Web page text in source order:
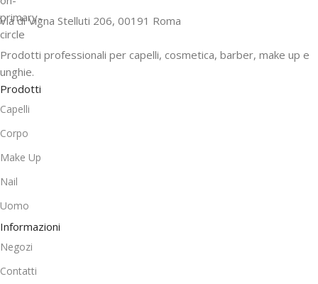
Via di Vigna Stelluti 206, 00191 Roma
Prodotti professionali per capelli, cosmetica, barber, make up e
unghie.
Prodotti
Capelli
Corpo
Make Up
Nail
Uomo
Informazioni
Negozi
Contatti